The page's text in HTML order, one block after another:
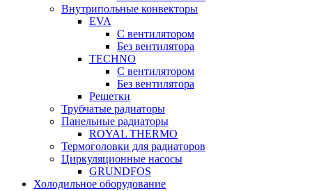
Внутрипольные конвекторы
EVA
С вентилятором
Без вентилятора
TECHNO
С вентилятором
Без вентилятора
Решетки
Трубчатые радиаторы
Панельные радиаторы
ROYAL THERMO
Термоголовки для радиаторов
Циркуляционные насосы
GRUNDFOS
Холодильное оборудование